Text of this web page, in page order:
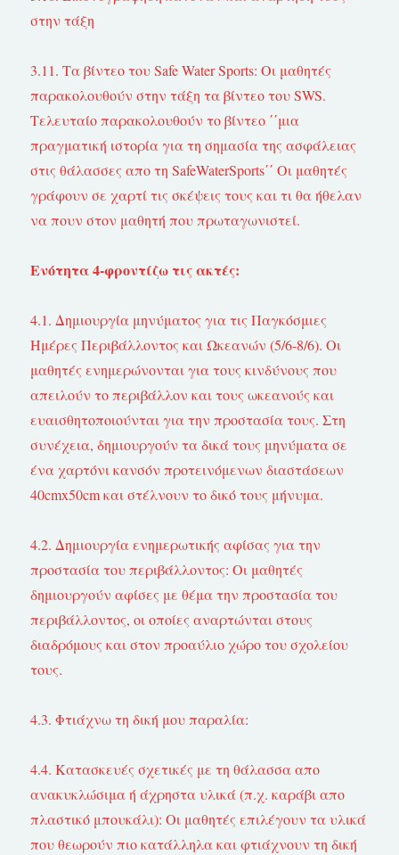
στην τάξη
3.11. Τα βίντεο του Safe Water Sports: Οι μαθητές
παρακολουθούν στην τάξη τα βίντεο του SWS.
Τελευταίο παρακολουθούν το βίντεο ΄΄μια
πραγματική ιστορία για τη σημασία της ασφάλειας
στις θάλασσες απο τη SafeWaterSports΄΄ Οι μαθητές
γράφουν σε χαρτί τις σκέψεις τους και τι θα ήθελαν
να πουν στον μαθητή που πρωταγωνιστεί.
Ενότητα 4-φροντίζω τις ακτές:
4.1. Δημιουργία μηνύματος για τις Παγκόσμιες
Ημέρες Περιβάλλοντος και Ωκεανών (5/6-8/6). Οι
μαθητές ενημερώνονται για τους κινδύνους που
απειλούν το περιβάλλον και τους ωκεανούς και
ευαισθητοποιούνται για την προστασία τους. Στη
συνέχεια, δημιουργούν τα δικά τους μηνύματα σε
ένα χαρτόνι κανσόν προτεινόμενων διαστάσεων
40cmx50cm και στέλνουν το δικό τους μήνυμα.
4.2. Δημιουργία ενημερωτικής αφίσας για την
προστασία του περιβάλλοντος: Οι μαθητές
δημιουργούν αφίσες με θέμα την προστασία του
περιβάλλοντος, οι οποίες αναρτώνται στους
διαδρόμους και στον προαύλιο χώρο του σχολείου
τους.
4.3. Φτιάχνω τη δική μου παραλία:
4.4. Κατασκευές σχετικές με τη θάλασσα απο
ανακυκλώσιμα ή άχρηστα υλικά (π.χ. καράβι απο
πλαστικό μπουκάλι): Οι μαθητές επιλέγουν τα υλικά
που θεωρούν πιο κατάλληλα και φτιάχνουν τη δική